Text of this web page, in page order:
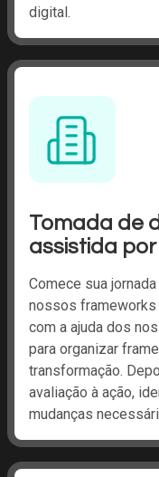
digital.
Tomada de
assistida
Comece sua
nossos frameworks
com a ajuda dos
para organizar
transformação.
avaliação à ação,
mudanças